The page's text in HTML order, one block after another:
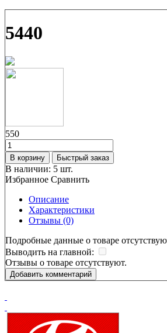
5440
550
В корзину Быстрый заказ
В наличии: 5 шт.
Избранное Сравнить
Описание
Характеристики
Отзывы (0)
Подробные данные о товаре
Выводить на главной:
Отзывы о товаре отсутствуют.
Добавить комментарий